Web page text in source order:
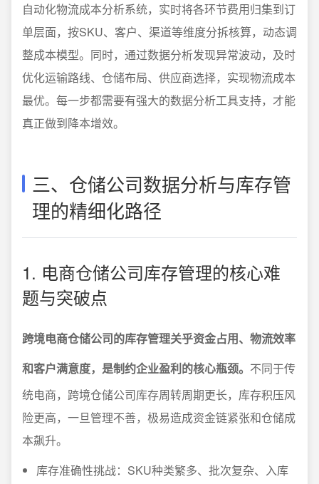
自动化物流成本分析系统，实时将各环节费用归集到订
单层面，按SKU、客户、渠道等维度分拆核算，动态调
整成本模型。同时，通过数据分析发现异常波动，及时
优化运输路线、仓储布局、供应商选择，实现物流成本
最优。每一步都需要有强大的数据分析工具支持，才能
真正做到降本增效。
三、仓储公司数据分析与库存管
理的精细化路径
1. 电商仓储公司库存管理的核心难
题与突破点
跨境电商仓储公司的库存管理关乎资金占用、物流效率
和客户满意度，是制约企业盈利的核心瓶颈。 不同于传
统电商，跨境仓储公司库存周转周期更长，库存积压风
险更高，一旦管理不善，极易造成资金链紧张和仓储成
本飙升。
库存准确性挑战：SKU种类繁多、批次复杂、入库